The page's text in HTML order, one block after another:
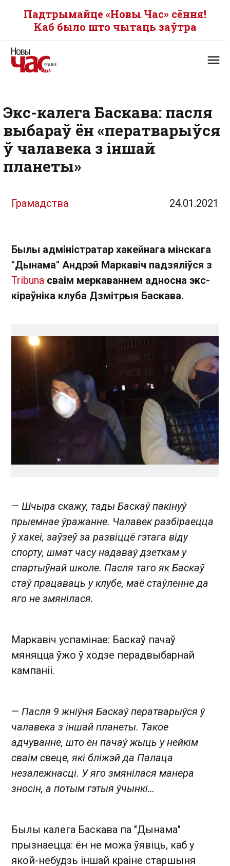
Падтрымайце «Новы Час» сёння!
Каб было што чытаць заўтра
Экс-калега Баскава: пасля
выбараў ён «ператварыўся
ў чалавека з іншай
планеты»
Грамадства 24.01.2021
Былы адміністратар хакейнага мінскага
"Дынама" Андрэй Маркавіч падзяліўся з
Tribuna сваім меркаваннем адносна экс-
кіраўніка клуба Дзмітрыя Баскава.
— Шчыра скажу, тады Баскаў пакінуў
прыемнае ўражанне. Чалавек разбіраецца
ў хакеі, заўзеў за развіццё гэтага віду
спорту, шмат часу надаваў дзеткам у
спартыўнай школе. Пасля таго як Баскаў
стаў працаваць у клубе, маё стаўленне да
яго не змянілася.
Маркавіч успамінае: Баскаў пачаў
мяняцца ўжо ў ходзе перадвыбарнай
кампаніі.
— Пасля 9 жніўня Баскаў ператварыўся ў
чалавека з іншай планеты. Такое
адчуванне, што ён пачаў жыць у нейкім
сваім свеце, які бліжэй да Палаца
незалежнасці. У яго змянілася манера
зносін, а потым гэтыя ўчынкі…
Былы калега Баскава па "Дынама"
прызнаецца: ён не можа ўявіць, каб у
якой-небудзь іншай краіне старшыня